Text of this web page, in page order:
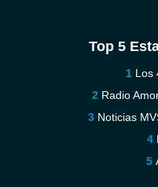
Top 5
Los
Radio
Noticias